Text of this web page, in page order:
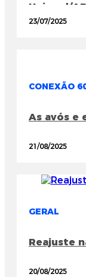
Unimed/
2026
23/07/2025
CONEXÃO
As avós e
21/08/2025
GERAL
Reajuste
20/08/2025